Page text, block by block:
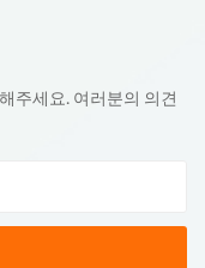
주세요. 여러분의 의견